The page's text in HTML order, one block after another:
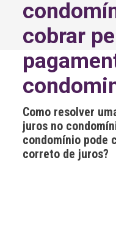
t
v
:
cobrar
Como resolver
juros no
condomínio pode
correto de juros?